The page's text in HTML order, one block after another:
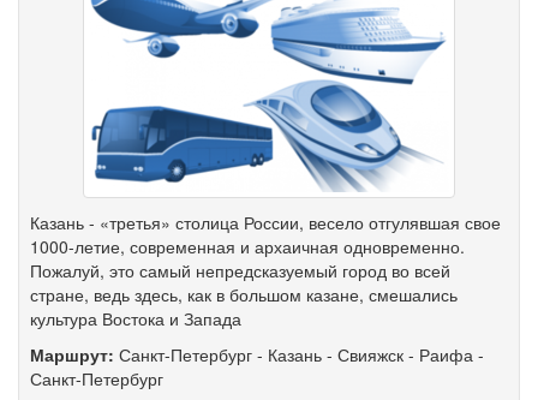
Казань - «третья» столица России, весело отгулявшая свое
1000-летие, современная и архаичная одновременно.
Пожалуй, это самый непредсказуемый город во всей
стране, ведь здесь, как в большом казане, смешались
культура Востока и Запада
Маршрут: Санкт-Петербург - Казань - Свияжск - Раифа -
Санкт-Петербург